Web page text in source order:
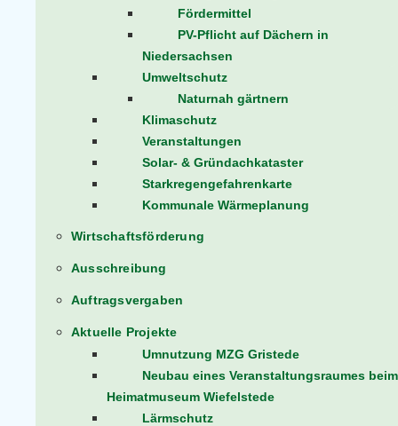
Fördermittel
PV-Pflicht auf Dächern in
Niedersachsen
Umweltschutz
Naturnah gärtnern
Klimaschutz
Veranstaltungen
Solar- & Gründachkataster
Starkregengefahrenkarte
Kommunale Wärmeplanung
Wirtschaftsförderung
Ausschreibung
Auftragsvergaben
Aktuelle Projekte
Umnutzung MZG Gristede
Neubau eines Veranstaltungsraumes beim
Heimatmuseum Wiefelstede
Lärmschutz